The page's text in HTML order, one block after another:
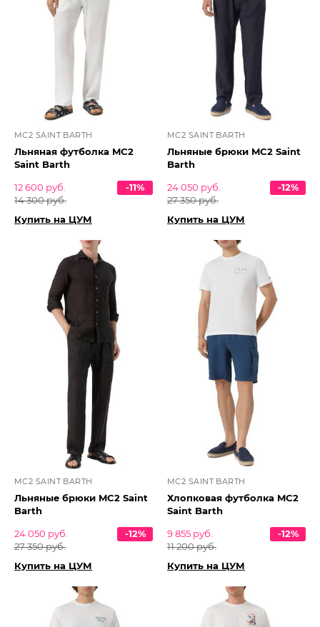
MC2 SAINT BARTH
Льняная футболка MC2
Saint Barth
12 600 руб.
14 300 руб.
-11%
Купить на ЦУМ
MC2 SAINT BARTH
Льняные брюки MC2 Saint
Barth
24 050 руб.
27 350 руб.
-12%
Купить на ЦУМ
MC2 SAINT BARTH
Льняные брюки MC2 Saint
Barth
24 050 руб.
27 350 руб.
-12%
Купить на ЦУМ
MC2 SAINT BARTH
Хлопковая футболка MC2
Saint Barth
9 855 руб.
11 200 руб.
-12%
Купить на ЦУМ